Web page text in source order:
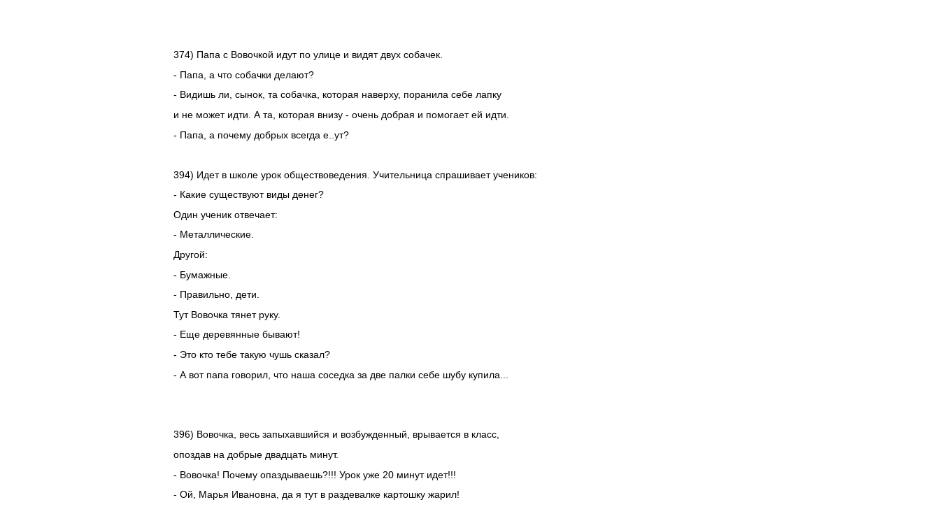
374) Папа с Вовочкой идут по улице и видят двух собачек.
- Папа, а что собачки делают?
- Видишь ли, сынок, та собачка, которая наверху, поранила себе лапку
и не может идти. А та, которая внизу - очень добрая и помогает ей идти.
- Папа, а почему добрых всегда е..ут?
394) Идет в школе урок обществоведения. Учительница спрашивает учеников:
- Какие существуют виды денег?
Один ученик отвечает:
- Металлические.
Другой:
- Бумажные.
- Правильно, дети.
Тут Вовочка тянет руку.
- Еще деревянные бывают!
- Это кто тебе такую чушь сказал?
- А вот папа говорил, что наша соседка за две палки себе шубу купила...
396) Вовочка, весь запыхавшийся и возбужденный, врывается в класс,
опоздав на добрые двадцать минут.
- Вовочка! Почему опаздываешь?!!! Урок уже 20 минут идет!!!
- Ой, Марья Ивановна, да я тут в раздевалке картошку жарил!